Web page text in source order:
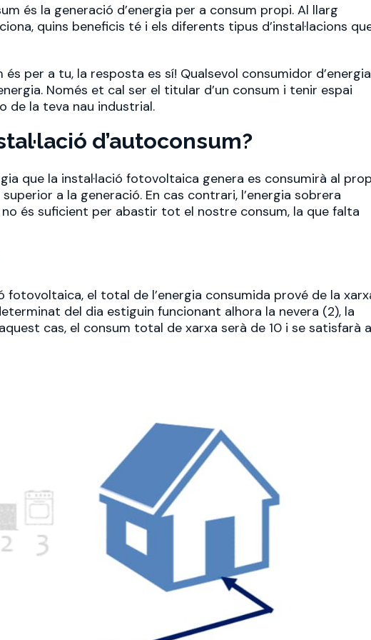
és la generació d’energia per a consum propi. Al llarg
quins beneficis té i els diferents tipus d’instal·lacions
per a tu, la resposta es sí! Qualsevol consumidor d’energia
Només et cal ser el titular d’un consum i tenir espai
de la teva nau industrial.
d’autoconsum?
que la instal·lació fotovoltaica genera es consumirà al
a la generació. En cas contrari, l’energia sobrera
no és suficient per abastir tot el nostre consum, la que falta
fotovoltaica, el total de l’energia consumida prové de la
del dia estiguin funcionant alhora la nevera (2), la
cas, el consum total de xarxa serà de 10 i se satisfarà a